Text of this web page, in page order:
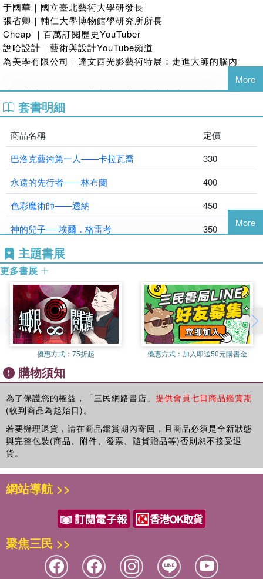
《德意志的上帝代言人──杜勒》
#與達‧文西齊名的斜槓藝術家
文藝復興只有三傑？文藝復興不只發生於義大利，它可是全歐
洲的盛會！
杜勒是將文藝復興思想帶入德國的藝術家，也是世界上第一位
身兼出版家的插畫家、第一位為捍衛智慧財產權走進法庭的藝
文藝復興，你不能不知道他！
《矇矓的恆星──李奧納多‧達‧文西》
#藝術史上空前絕後的一代通才
李奧納多‧達‧文西是古今中外最知名的藝術家之一，但實際上
大部分人卻可能對他的作品、以及李奧納多的故事知之甚少：
在《最後的晚餐》的顏料中，隱藏了什麼樣的祕密？《聖母子
與聖安納》的種種布局安排，代表了什麼？《蒙娜麗莎》這幅
畫背後有什麼樣的故事？李奧納多與拉斐爾、米開朗基羅，這
三大藝術生命又會掀起怎樣的時代狂潮？
讓韓秀帶領我們回到極盡繁華、也極盡飄搖的的15世紀，解開
真正的「達文西密碼」！
《永遠的先行者──林布蘭》
#啟蒙無數藝術家的光影大師
林布蘭（Rembrandt, 1606-1669）生於荷蘭萊登，以色彩鮮
明的版畫與精湛的銅版蝕刻技術聞名於世，為巴洛克時期最具
代表性的藝術家之一。早期善於以「明暗對照法」繪製栩栩如
生的肖像，例如《杜爾普教授的解剖課》，他也因此畫一舉成
為當時阿姆斯特丹最富有的人之一。
蘭的畫筆不再濃墨重彩，他的畫布變得灰暗，人物形象追求自
然、更加忠於原貌──但這樣的轉變卻也讓他從此跌落畫
壇……
無論是年少有為受盡眾人追捧，還是中年落魄遍嘗世態炎涼，
林布蘭始終不改其志，也正是這樣一位勇敢的先行者，方能引
領塞尚、梵谷、透納等無數藝術大師拜倒在他的畫前！
《現代藝術的拓路人──塞尚》
#巴黎藝術圈的叛逆者
保羅‧塞尚（Paul Cézanne，1839－1906）是藝術史上最知名
的法國畫家之一，其以介於印象派到立體派的風格聞名於世。
-為何「靜物系列」畫作，能夠成為塞尚的代表作？
-從印象派跨足到現代藝術，促使塞尚轉變的契機是什麼？
旅居世界期間，走訪各大藝術場館、浸淫於圖書館，奠基於大
量的文本研究、橫向與縱向類比、去偽存真，潛心研究各時代
的偉大藝術家；融合理性與感性的文筆，為讀者引介許多藝術
家及其作品。目前已有《林布蘭特》、《塞尚》、《米開朗基
羅》、《拉斐爾》、《巴洛克藝術第一人——卡拉瓦喬》、
《德意志的上帝代言人——
杜勒》、《矇矓的恆星——李奧納多．達．文西》、《永遠的
先行者——林布蘭》、《現代藝術的拓路人——塞尚》問世。
于國華｜國立臺北藝術大學研發長
張省卿｜輔仁大學博物館學研究所所長
Cheap ｜百萬訂閱歷史YouTuber
說哈設計｜藝術與設計YouTube頻道
為美學有限公司｜達文西光影藝術特展：走進大師的腦內
「《矇矓的恆星》是華文書籍中，認識達‧文西的首選。閱讀韓
秀的藝術家傳記，是『引人入勝』的美感體驗過程；作者用文
字營造的美好勝境，包括歷史、藝術、藝術家的時代，更有穿
越時空、對於人性和神性的心心相印。」
——于國華（國立臺北藝術大學研發長）
「達‧文西的創新力，是人類文明最重要的遺產之一，而在這本
最新出版的中文傳記中，收錄了豐富多樣貌的藝術家創作，也
歸納了近幾年來較新的研究成果與見解，值得向中文界讀者推
薦。書中詳細精美的圖像資料，讓讀者有機會經由一手圖獻，
秀以淺白通暢文句，娓娓論述達‧文西超乎凡人的創新爆發力，
值得細心品讀賞析。」
——張省卿（輔仁大學博物館學研究所所長）
More
套書明細
商品名稱
定價
巴洛克藝術第一人――卡拉瓦喬
330
永遠的先行者――林布蘭
400
色彩魔術師――透納
450
神的兒子──埃爾．格雷考
350
現代藝術的拓路人――塞尚
德意志的上帝代言人──杜勒
矇矓的恆星―李奧納多．達．文西
450
More
主題書展
更多書展
優惠方式： 75折起 優惠方式： 加入即送50元購書金
購物須知
為了保護您的權益，「三民網路書店」 提供會員七日商品鑑賞期
(收到商品為起始日)。
若要辦理退貨，請在商品鑑賞期內寄回，且商品必須是全新狀態
與完整包裝(商品、附件、發票、隨貨贈品等)否則恕不接受退
貨。
網站導航 >>
聚焦三民 >>